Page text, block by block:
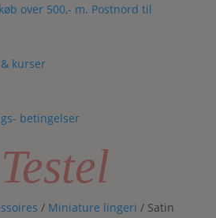
køb over 500,- m. Postnord til
kurser
betingelser
/ Miniature lingeri / Satin